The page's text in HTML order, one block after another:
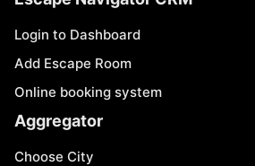
Login to Dashboard
Add Escape Room
Online booking system
Aggregator
Choose City